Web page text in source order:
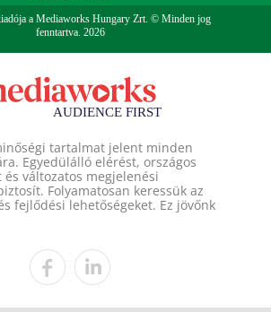
a Mediaworks Hungary Zrt. © Minden jog
fenntartva. 2026
tartalmat jelent minden
Egyedülálló elérést, országos
változatos megjelenési
Folyamatosan keressük az
fejlődési lehetőségeket. Ez jövőnk